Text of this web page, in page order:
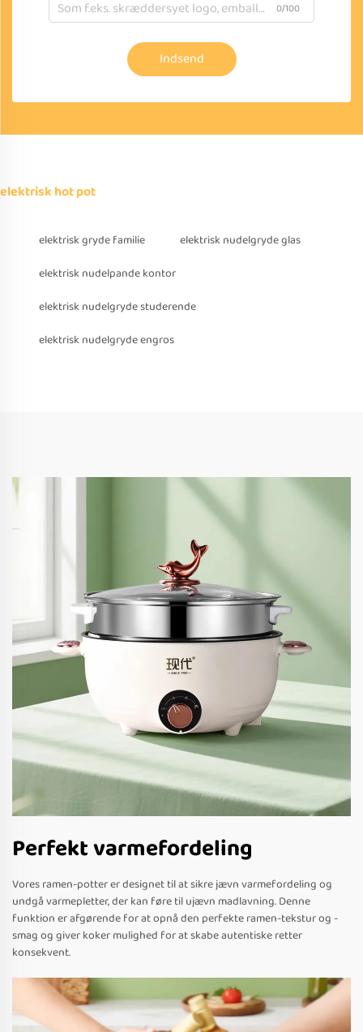
0/100
Indsend
elektrisk hot pot
elektrisk gryde familie
elektrisk nudelgryde glas
elektrisk nudelpande kontor
elektrisk nudelgryde studerende
elektrisk nudelgryde engros
Perfekt varmefordeling
Vores ramen-potter er designet til at sikre jævn varmefordeling og
undgå varmepletter, der kan føre til ujævn madlavning. Denne
funktion er afgørende for at opnå den perfekte ramen-tekstur og -
smag og giver koker mulighed for at skabe autentiske retter
konsekvent.